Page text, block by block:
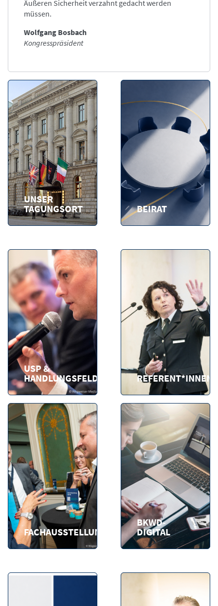
Äußeren Sicherheit verzahnt gedacht werden
müssen.
Wolfgang Bosbach
Kongresspräsident
UNSER
TAGUNGSORT
BEIRAT
USP &
HANDLUNGSFELDER
REFERENT*INNEN
FACHAUSSTELLUNG
BKWD-
DIGITAL